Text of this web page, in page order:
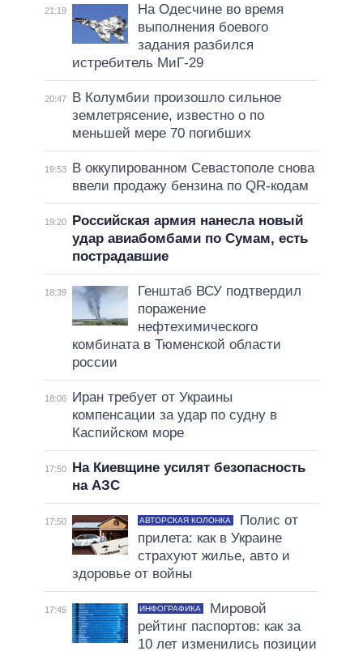
21:19
На Одесчине во время
выполнения боевого
задания разбился
истребитель МиГ-29
20:47
В Колумбии произошло сильное
землетрясение, известно о по
меньшей мере 70 погибших
19:53
В оккупированном Севастополе снова
ввели продажу бензина по QR-кодам
19:20
Российская армия нанесла новый
удар авиабомбами по Сумам, есть
пострадавшие
18:39
Генштаб ВСУ подтвердил
поражение
нефтехимического
комбината в Тюменской области
россии
18:06
Иран требует от Украины
компенсации за удар по судну в
Каспийском море
17:50
На Киевщине усилят безопасность
на АЗС
17:50 АВТОРСКАЯ КОЛОНКА
Полис от
прилета: как в Украине
страхуют жилье, авто и
здоровье от войны
17:45 ИНФОГРАФИКА
Мировой
рейтинг паспортов: как за
10 лет изменились позиции